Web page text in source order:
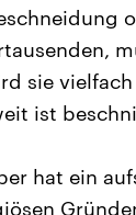
sie
ist
hat ein